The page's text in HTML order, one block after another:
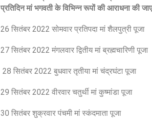
प्रतिदिन मां भगवती के विभिन्न रूपों की आराधना की
26 सितंबर 2022 सोमवार प्रतिपदा मां शैलपुत्री पूजा
27 सितंबर 2022 मंगलवार द्वितीय मां ब्रह्मचारिणी पूजा
28 सितंबर 2022 बुधवार तृतीया मां चंद्रघंटा पूजा
29 सितंबर 2022 वीरवार चतुर्थी मां कुष्मांडा पूजा
30 सितंबर शुक्रवार पंचमी मां स्कंदमाता पूजा